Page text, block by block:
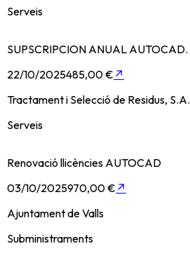
Serveis
SUPSCRIPCION ANUAL AUTOCAD.
22/10/2025485,00 € ↗
Tractament i Selecció de Residus, S.A.
Serveis
Renovació llicències AUTOCAD
03/10/2025970,00 € ↗
Ajuntament de Valls
Subministraments